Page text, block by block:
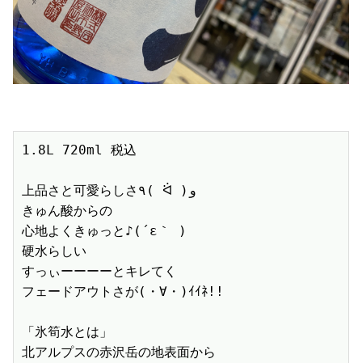
1.8L 720ml 税込
上品さと可愛らしさ٩( ᐛ )و
きゅん酸からの
心地よくきゅっと♪(´ε｀ )
硬水らしい
すっぃーーーーとキレてく
フェードアウトさが(・∀・)ｲｲﾈ!!
「氷筍水とは」
北アルプスの赤沢岳の地表面から